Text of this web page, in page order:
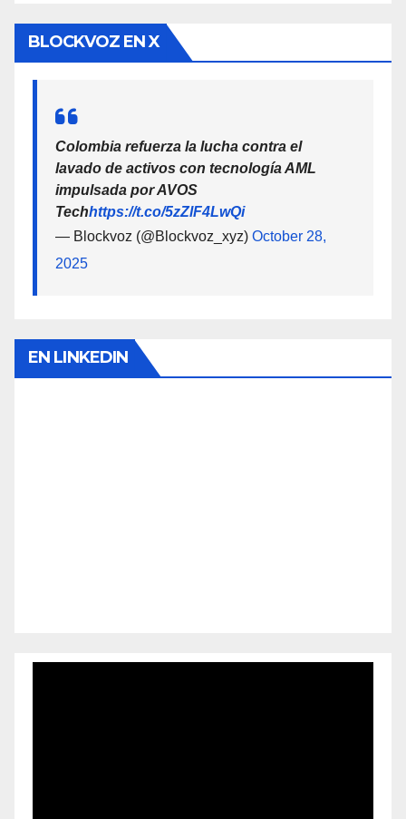
BLOCKVOZ EN X
Colombia refuerza la lucha contra el
lavado de activos con tecnología AML
impulsada por AVOS
Techhttps://t.co/5zZlF4LwQi
— Blockvoz (@Blockvoz_xyz) October 28,
2025
EN LINKEDIN